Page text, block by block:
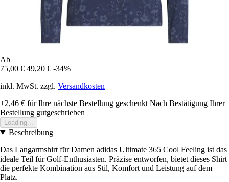
Ab
75,00 € 49,20 € -34%
inkl. MwSt. zzgl. Versandkosten
+2,46 € für Ihre nächste Bestellung geschenkt Nach Bestätigung Ihrer
Bestellung gutgeschrieben
Loading...
Beschreibung
Das Langarmshirt für Damen adidas Ultimate 365 Cool Feeling ist das
ideale Teil für Golf-Enthusiasten. Präzise entworfen, bietet dieses Shirt
die perfekte Kombination aus Stil, Komfort und Leistung auf dem
Platz.